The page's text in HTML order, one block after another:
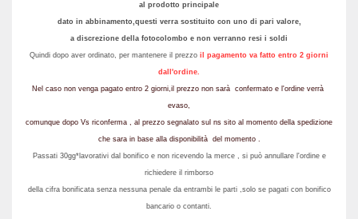
al prodotto principale
dato in abbinamento,questi verra sostituito con uno di pari valore,
a discrezione della fotocolombo e non verranno resi i soldi
Quindi dopo aver ordinato, per mantenere il prezzo il pagamento va fatto entro 2 giorni
dall'ordine.
Nel caso non venga pagato entro 2 giorni,il prezzo non sarà confermato e l'ordine verrà
evaso,
comunque dopo Vs riconferma , al prezzo segnalato sul ns sito al momento della spedizione
che sara in base alla disponibilità del momento .
Passati 30gg*lavorativi dal bonifico e non ricevendo la merce , si può annullare l'ordine e
richiedere il rimborso
della cifra bonificata senza nessuna penale da entrambi le parti ,solo se pagati con bonifico
bancario o contanti.